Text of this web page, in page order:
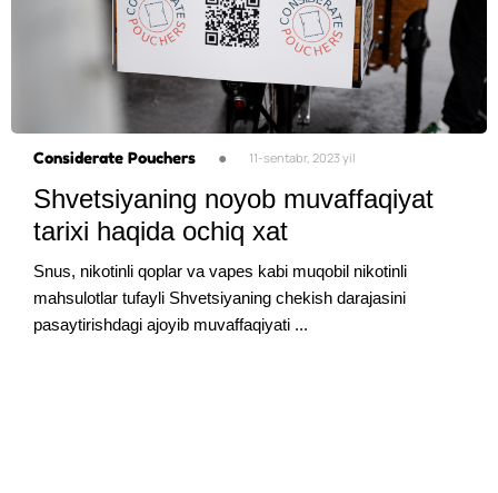
Considerate Pouchers ● 11-sentabr, 2023 yil
Shvetsiyaning noyob muvaffaqiyat
tarixi haqida ochiq xat
Snus, nikotinli qoplar va vapes kabi muqobil nikotinli
mahsulotlar tufayli Shvetsiyaning chekish darajasini
pasaytirishdagi ajoyib muvaffaqiyati ...